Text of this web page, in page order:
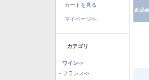
カートを見る
マイページへ
カテゴリ
ワイン->
- フランス->
商品